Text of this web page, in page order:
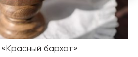
бархат»